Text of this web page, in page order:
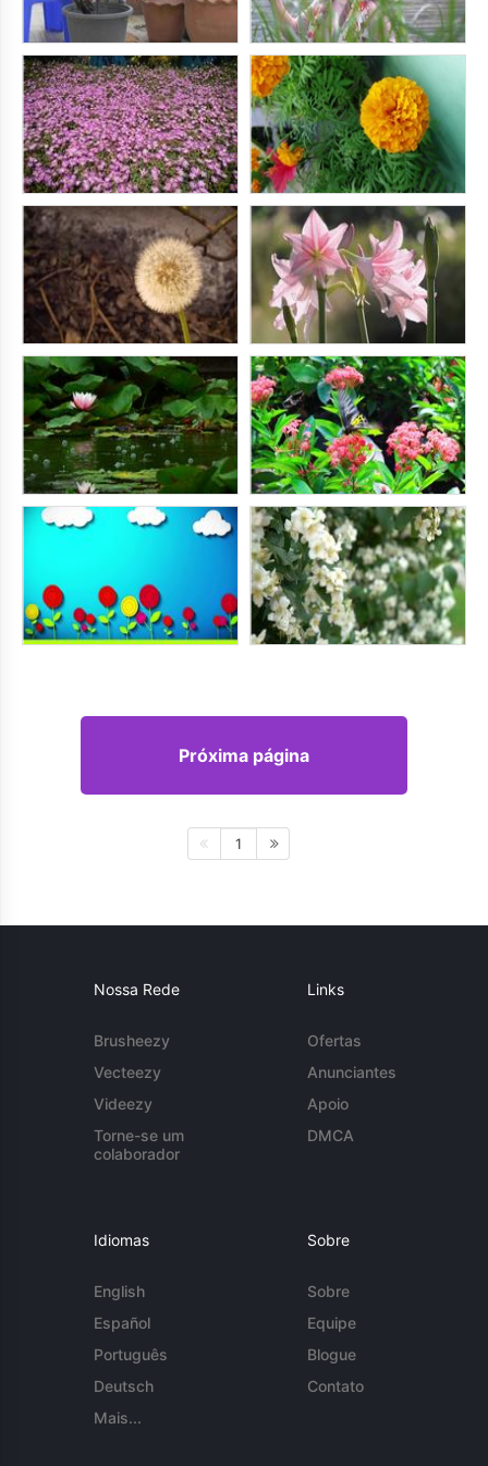
Próxima página
1
Nossa Rede
Brusheezy
Vecteezy
Videezy
Torne-se um
colaborador
Links
Ofertas
Anunciantes
Apoio
DMCA
Idiomas
English
Español
Português
Deutsch
Mais...
Sobre
Sobre
Equipe
Blogue
Contato